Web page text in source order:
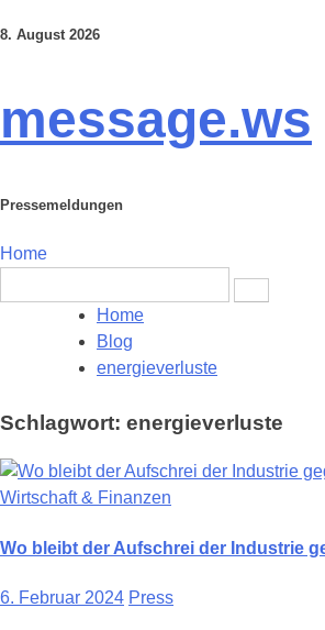
Skip
8. August 2026
message.ws
Pressemeldungen
Home
for:
Home
Blog
energieverluste
Schlagwort: energieverluste
Wirtschaft & Finanzen
Wo bleibt der Aufschrei der Industrie
6. Februar 2024 Press